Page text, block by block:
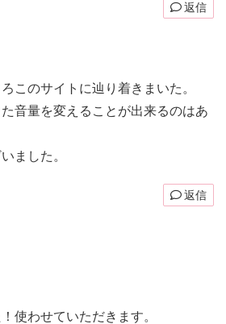
返信
このサイトに辿り着きまいた。
音量を変えることが出来るのはあ
ました。
返信
使わせていただきます。